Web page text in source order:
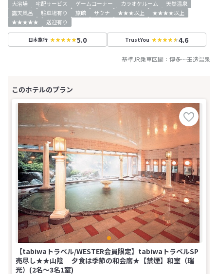
大浴場 宅配サービス ゲームコーナー カラオケルーム
天然温泉
露天風呂
駐車場有り 旅館 サウナ ★★★以上
★★★★以上
★★★★★
送迎有り
日本旅行 5.0 TrustYou 4.6
基準JR乗車区間： 博多～玉造温泉
【tabiwaトラベル/WESTER会員限定】tabiwaトラベルSP
売尽し★★山陰 夕食は季節の和会席★【禁煙】和室（瑞
光）(2名～3名1室)